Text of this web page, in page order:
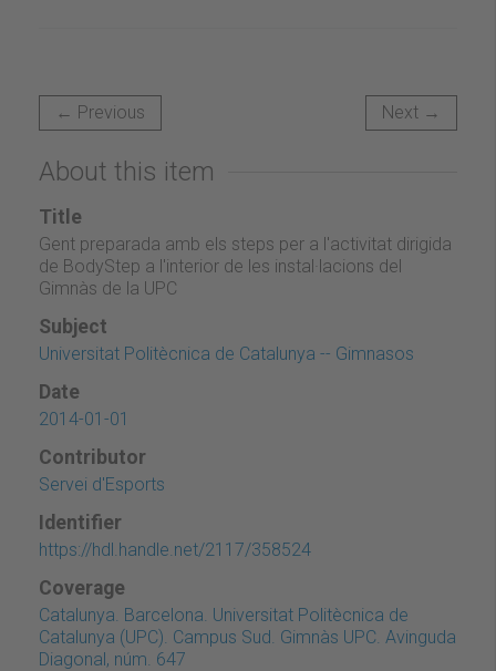
← Previous Next →
About this item
Title
Gent preparada amb els steps per a l'activitat dirigida
de BodyStep a l'interior de les instal·lacions del
Gimnàs de la UPC
Subject
Universitat Politècnica de Catalunya -- Gimnasos
Date
2014-01-01
Contributor
Servei d'Esports
Identifier
https://hdl.handle.net/2117/358524
Coverage
Catalunya. Barcelona. Universitat Politècnica de
Catalunya (UPC). Campus Sud. Gimnàs UPC. Avinguda
Diagonal, núm. 647